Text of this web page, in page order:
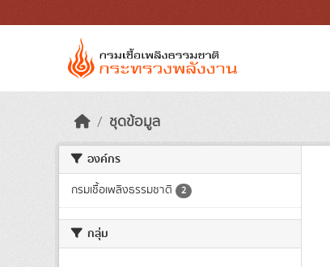
ชุดข้อมูล
องค์กร
กรมเชื้อเพลิงธรรมชาติ 2
กลุ่ม